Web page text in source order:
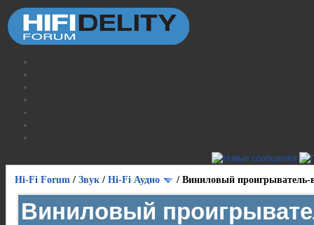
Hi-Fi Forum / Звук / Hi-Fi Аудио / Виниловый проигрыватель-
Виниловый